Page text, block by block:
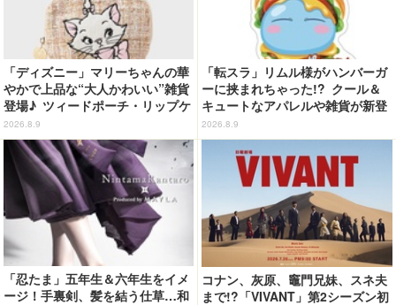
「ディズニー」マリーちゃんの華
やかで上品な“大人かわいい”雑貨
登場♪ ツィードポーチ・リップケ
ース・トート
2026.8.9
「転スラ」リムル様がハンバーガ
ーに挟まれちゃった!? クール＆
キュートなアパレルや雑貨が新登
場！【COSPA】
2026.8.9
「忍たま」五年生＆六年生をイメ
ージ！手裏剣、髪を結う仕草…和
コナン、灰原、竈門兄妹、スネ夫
まで!?「VIVANT」第2シーズン初